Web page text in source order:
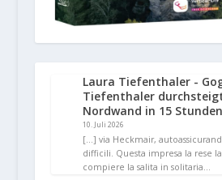
Laura Tiefenthaler -
Tiefenthaler
Nordwand in 15 Stunden
10. Juli 2026
[…] via Heckmair,
difficili. Questa impresa la rese
compiere la salita in solitaria…